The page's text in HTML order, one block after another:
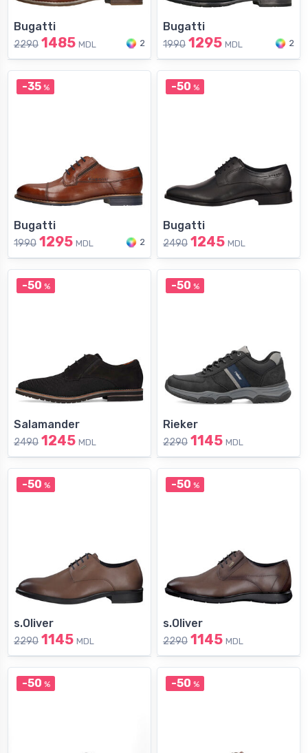
Bugatti
2290 1485 MDL 2
Bugatti
1990 1295 MDL 2
-35%
Bugatti
1990 1295 MDL 2
-50 %
Bugatti
2490 1245 MDL
-50 %
Salamander
2490 1245 MDL
-50 %
Rieker
2290 1145 MDL
-50 %
s.Oliver
2290 1145 MDL
-50 %
s.Oliver
2290 1145 MDL
-50 % -50 %